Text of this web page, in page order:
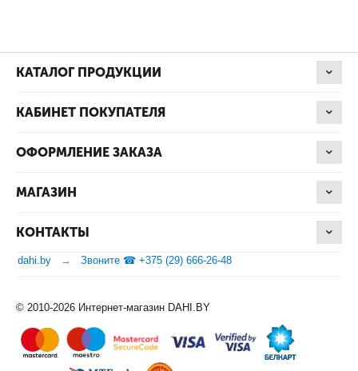
КАТАЛОГ ПРОДУКЦИИ
КАБИНЕТ ПОКУПАТЕЛЯ
ОФОРМЛЕНИЕ ЗАКАЗА
МАГАЗИН
КОНТАКТЫ
dahi.by Звоните ☎ +375 (29) 666-26-48
© 2010-2026 Интернет-магазин DAHI.BY